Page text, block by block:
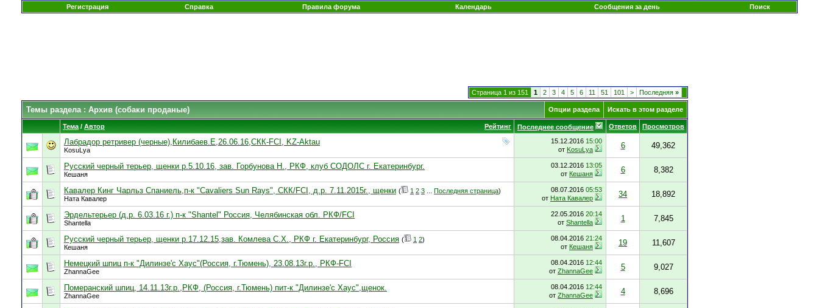
Регистрация
Справка Правила форума Календарь Сообщения за день Поиск
Страница 1 из 151 1 2 3 4 5 6 11 51 101 > Последняя »
Темы раздела: Архив (собаки проданые) Опции раздела Искать в этом разделе
Рейтинг
Тема / Автор Последнее сообщение Ответов Просмотров
Лабрадор ретривер (черные),Килибаев.Е,26.06.16,СКК-FCI, KZ-Aktau
KosuLya
15.12.2016 15:00
от KosuLya 6 49,362
Русский черный терьер, щенки р.5.10.16, зав. Горбунова Н., РКФ, клуб СОДОЛС г. Екатеринбург.
Кешаня
03.12.2016 13:05
от Кешаня 6 8,382
Кавалер Кинг Чарльз Спаниель,п-к "Cavaliers Sun Rays", СКК/FCI, д.р. 7.11.2015г., щенки ( 1 2 3 Последняя страница)
Ната Кавалер
08.07.2016 05:53
от Ната Кавалер 34 18,892
Эрдельтерьер (д.р. 6.03.16 г.) п-к "Shantel" Россия, Челябинская обл. РКФ/FCI
Shantella
22.05.2016 20:14
от Shantella 1 7,845
Русский черный терьер, щенки р.17.12.15,зав. Комлева С.Х., РКФ г. Екатеринбург, Россия ( 1 2)
Кешаня
08.04.2016 21:24
от Кешаня 19 11,607
Немецкий шпиц п-к "Дилинзе'с Хаус"(Россия, г.Тюмень), 23.08.13г.р., РКФ-FCI
ZhannaGee
08.04.2016 12:44
от ZhannaGee 5 9,027
Померанский шпиц, 14.11.13г.р.,РКФ, (Россия, г.Тюмень) пит-к "Дилинзе'с Хаус",щенок.
ZhannaGee
08.04.2016 12:44
от ZhannaGee 4 8,696